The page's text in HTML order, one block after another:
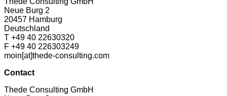
Neue Burg 2
20457 Hamburg
Deutschland
T +49 40 22630320
F +49 40 226303249
moin[at]thede-consulting.com
Contact
Thede Consulting GmbH